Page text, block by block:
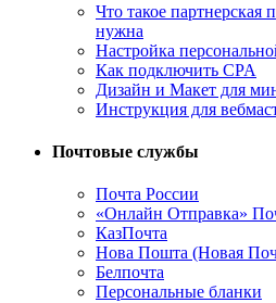
Что такое партнерская
нужна
Настройка
Как подключить CPA
Дизайн и Макет для
Инструкция для
Почтовые службы
Почта России
«Онлайн Отправка»
КазПочта
Нова Пошта (Новая
Белпочта
Персональные бланки